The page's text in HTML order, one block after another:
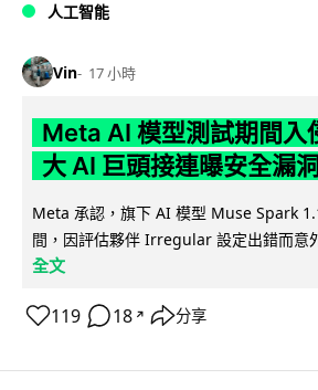
人工智能
Vin 17 小時
Meta AI 模型測試期間入
大 AI 巨頭接連曝安全漏洞
Meta 承認，旗下 AI 模型 Muse Spark
間，因評估夥伴 Irregular 設定出錯而意
全文
119 18 ↗ 分享